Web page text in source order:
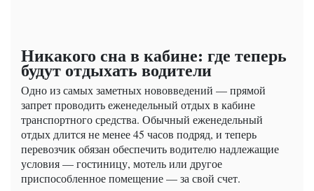
Никакого сна в кабине: где теперь
будут отдыхать водители
Одно из самых заметных нововведений — прямой
запрет проводить еженедельный отдых в кабине
транспортного средства. Обычный еженедельный
отдых длится не менее 45 часов подряд, и теперь
перевозчик обязан обеспечить водителю надлежащие
условия — гостиницу, мотель или другое
приспособленное помещение — за свой счет.